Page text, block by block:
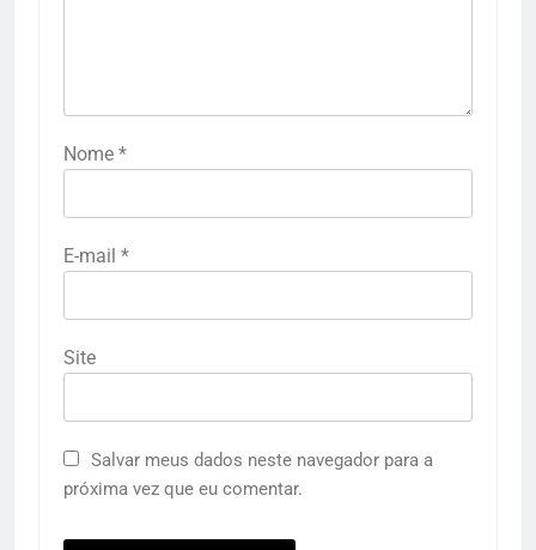
Nome *
E-mail *
Site
Salvar meus dados neste navegador para a
próxima vez que eu comentar.